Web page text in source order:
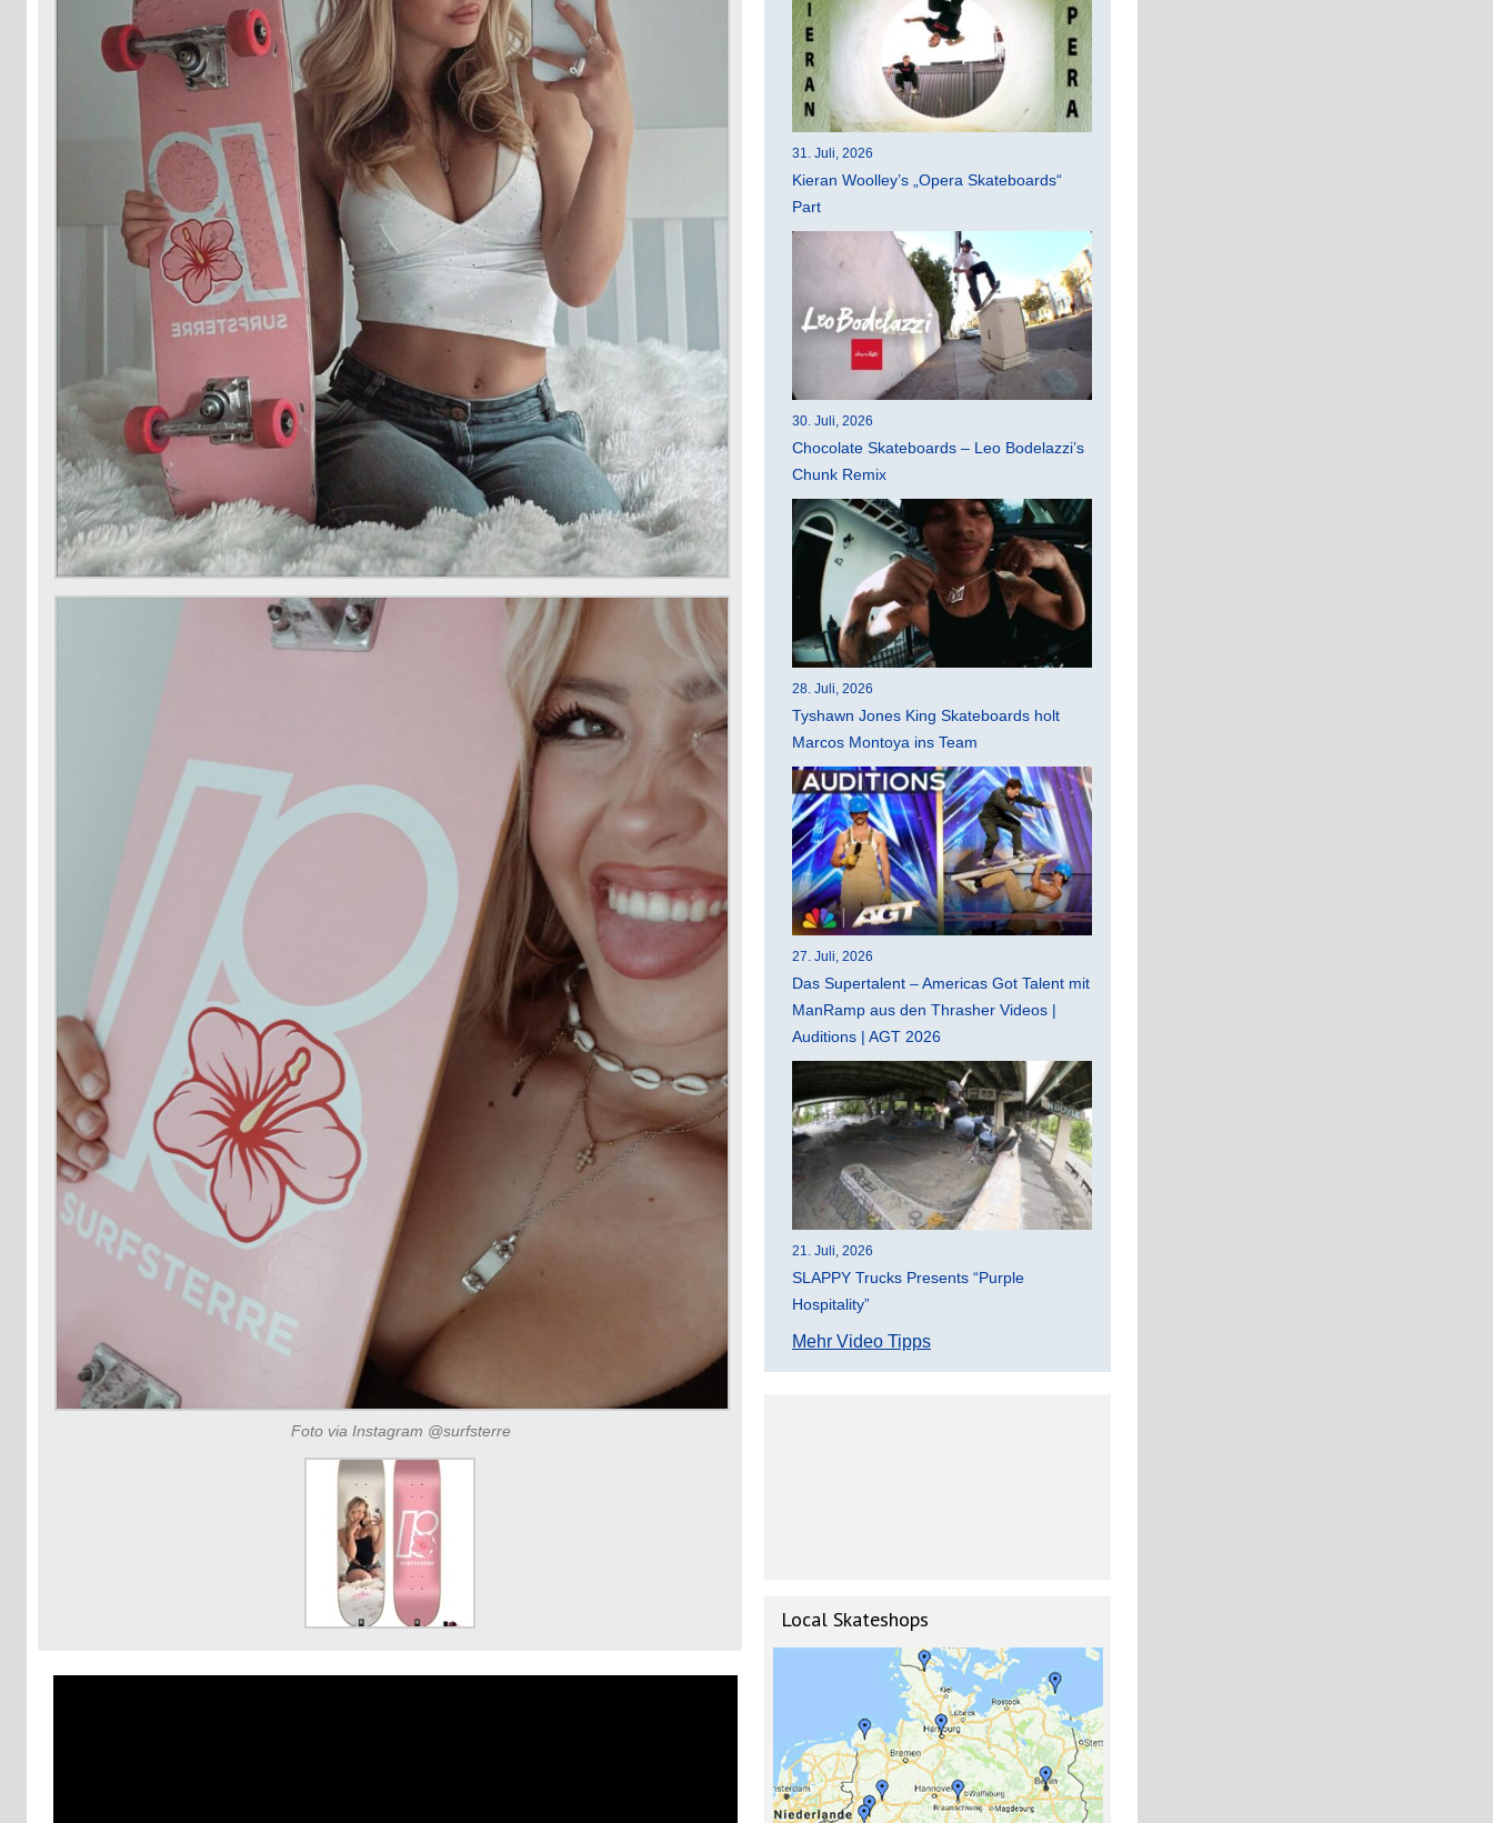
Foto via Instagram @surfsterre
31. Juli, 2026
Kieran Woolley’s „Opera Skateboards“
Part
30. Juli, 2026
Chocolate Skateboards – Leo Bodelazzi’s
Chunk Remix
28. Juli, 2026
Tyshawn Jones King Skateboards holt
Marcos Montoya ins Team
27. Juli, 2026
Das Supertalent – Americas Got Talent mit
ManRamp aus den Thrasher Videos |
Auditions | AGT 2026
21. Juli, 2026
SLAPPY Trucks Presents “Purple
Hospitality”
Mehr Video Tipps
Local Skateshops